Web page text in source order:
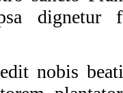
dignetur
nobis